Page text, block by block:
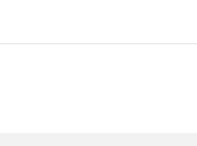
a sue spese,
ascolani, fino
nel 1900.
con arcate